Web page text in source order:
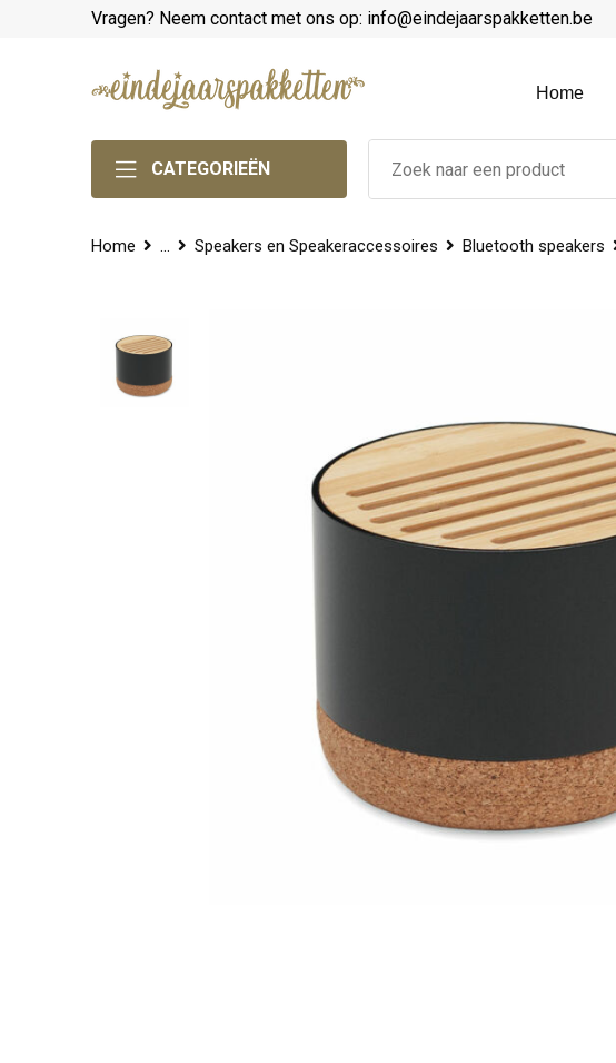
Vragen? Neem contact met ons op: info@eindejaarspakketten.be
Home
CATEGORIEËN
Home ... Speakers en Speakeraccessoires Bluetooth speakers